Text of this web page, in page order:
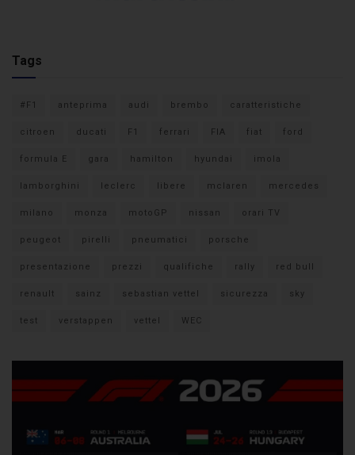
Tags
#F1 anteprima audi brembo caratteristiche
citroen ducati F1 ferrari FIA fiat ford
formula E gara hamilton hyundai imola
lamborghini leclerc libere mclaren mercedes
milano monza motoGP nissan orari TV
peugeot pirelli pneumatici porsche
presentazione prezzi qualifiche rally red bull
renault sainz sebastian vettel sicurezza sky
test verstappen vettel WEC